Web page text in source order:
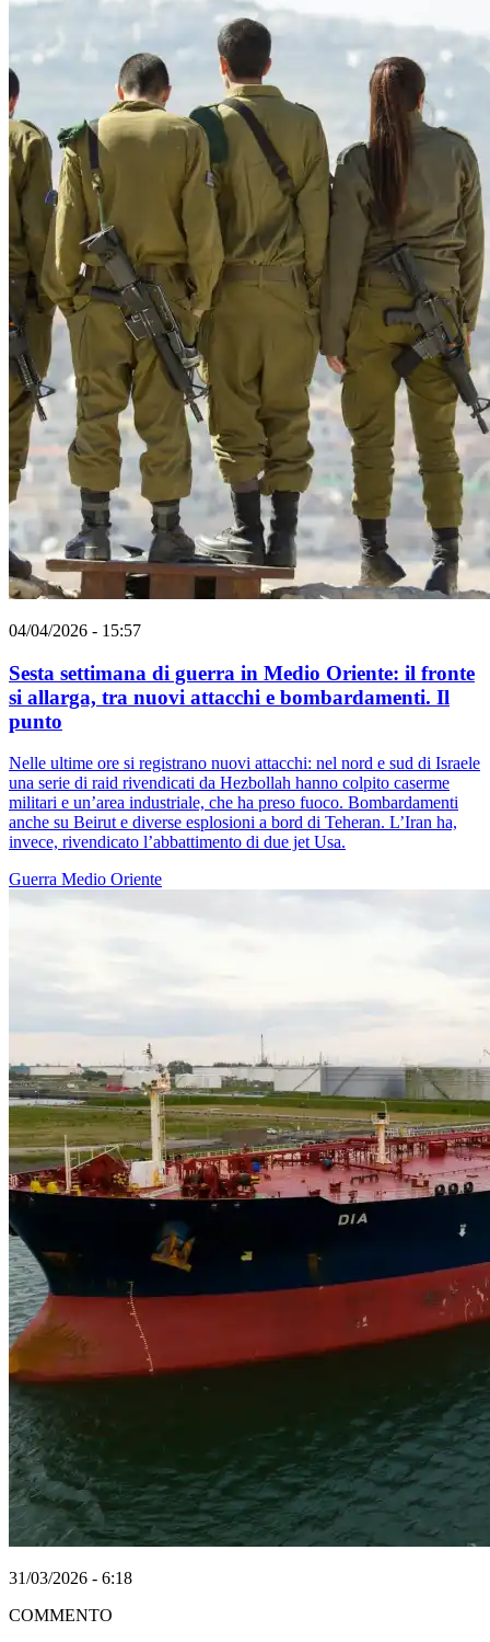
04/04/2026 - 15:57
Sesta settimana di guerra in Medio Oriente: il fronte
si allarga, tra nuovi attacchi e bombardamenti. Il
punto
Nelle ultime ore si registrano nuovi attacchi: nel nord e sud di Israele
una serie di raid rivendicati da Hezbollah hanno colpito caserme
militari e un’area industriale, che ha preso fuoco. Bombardamenti
anche su Beirut e diverse esplosioni a bord di Teheran. L’Iran ha,
invece, rivendicato l’abbattimento di due jet Usa.
Guerra Medio Oriente
31/03/2026 - 6:18
COMMENTO